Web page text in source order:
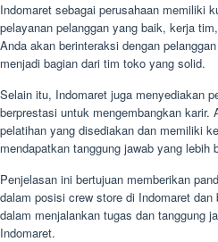
Indomaret sebagai perusahaan memiliki
pelayanan pelanggan yang baik, kerja
Anda akan berinteraksi dengan
menjadi bagian dari tim toko yang solid.
Selain itu, Indomaret juga menyediakan
berprestasi untuk mengembangkan karir.
pelatihan yang disediakan dan memiliki
mendapatkan tanggung jawab yang lebih
Penjelasan ini bertujuan memberikan
dalam posisi crew store di Indomaret dan
dalam menjalankan tugas dan tanggung
Indomaret.